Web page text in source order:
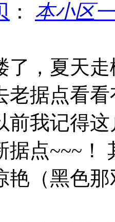
： 本小区
了，夏天
老据点看
前我记得
据点~~~！
艳（黑色